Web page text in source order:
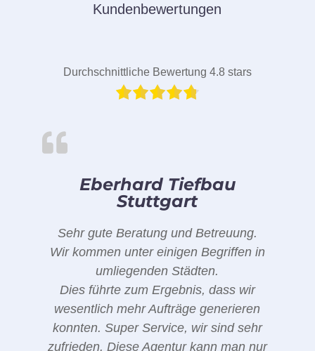
Kundenbewertungen
Durchschnittliche Bewertung 4.8 stars
Eberhard Tiefbau
Stuttgart
Sehr gute Beratung und Betreuung.
Wir kommen unter einigen Begriffen in
umliegenden Städten.
Dies führte zum Ergebnis, dass wir
wesentlich mehr Aufträge generieren
konnten. Super Service, wir sind sehr
zufrieden. Diese Agentur kann man nur